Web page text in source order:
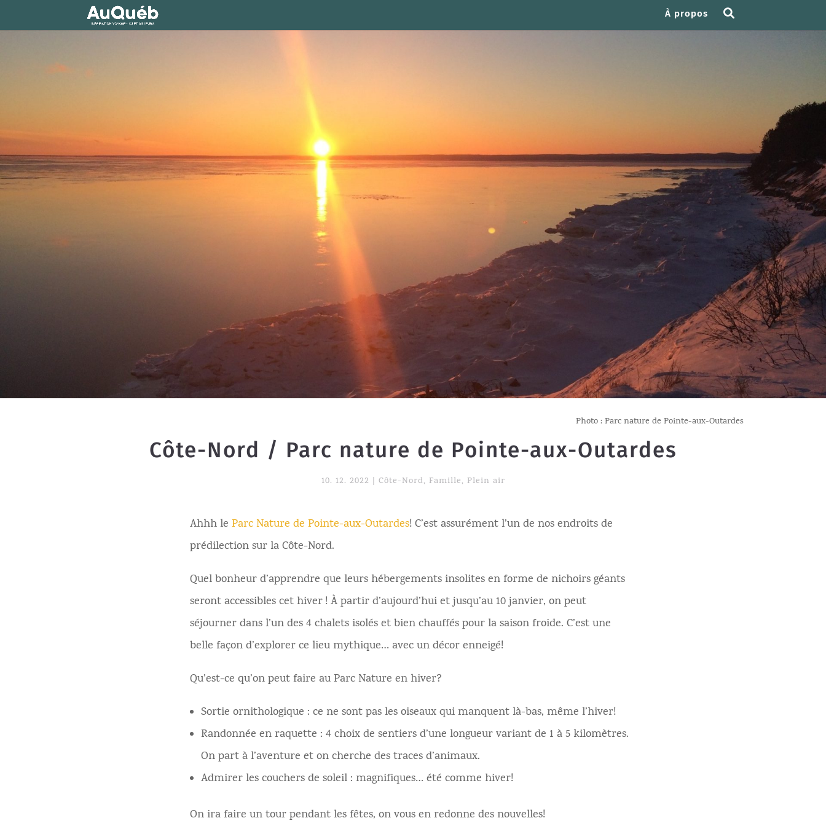
À propos
Photo : Parc nature de Pointe-aux-Outardes
Côte-Nord / Parc nature de Pointe-aux-Outardes
10. 12. 2022 Côte-Nord, Famille, Plein air
Ahhh le Parc Nature de Pointe-aux-Outardes! C’est assurément l’un de nos endroits de
prédilection sur la Côte-Nord.
Quel bonheur d’apprendre que leurs hébergements insolites en forme de nichoirs géants
seront accessibles cet hiver ! À partir d’aujourd’hui et jusqu’au 10 janvier, on peut
séjourner dans l’un des 4 chalets isolés et bien chauffés pour la saison froide. C’est une
belle façon d’explorer ce lieu mythique… avec un décor enneigé!
Qu’est-ce qu’on peut faire au Parc Nature en hiver?
Sortie ornithologique : ce ne sont pas les oiseaux qui manquent là-bas, même l’hiver!
Randonnée en raquette : 4 choix de sentiers d’une longueur variant de 1 à 5 kilomètres.
On part à l’aventure et on cherche des traces d’animaux.
Admirer les couchers de soleil : magnifiques… été comme hiver!
On ira faire un tour pendant les fêtes, on vous en redonne des nouvelles!